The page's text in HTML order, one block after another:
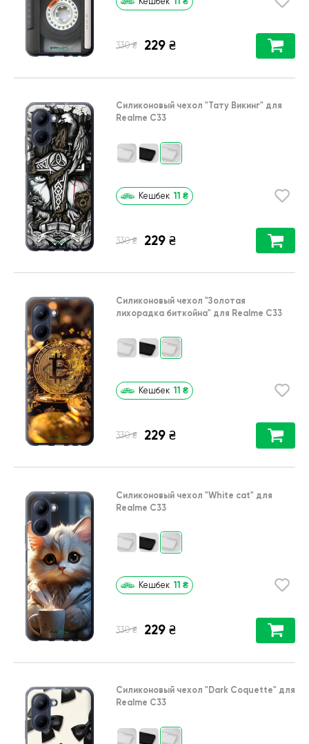
330 ₴ 229 ₴
Силиконовый чехол "Тату Викинг" для
Realme C33
Кешбек 11 ₴
330 ₴ 229 ₴
Силиконовый чехол "Золотая
лихорадка биткойна" для Realme C33
Кешбек 11 ₴
330 ₴ 229 ₴
Силиконовый чехол "White cat" для
Realme C33
Кешбек 11 ₴
330 ₴ 229 ₴
Силиконовый чехол "Dark Coquette" для
Realme C33